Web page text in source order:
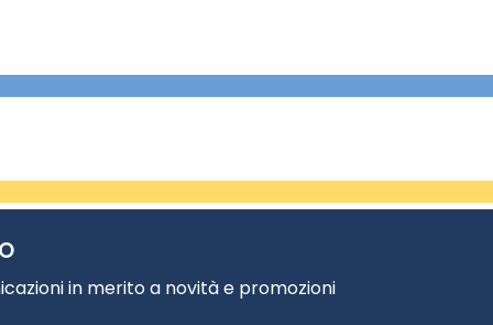
in merito a novità e promozioni